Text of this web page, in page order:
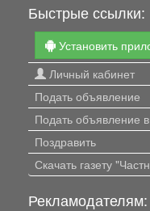
Быстрые ссылки:
Установить
Личный кабинет
Подать объявление
Подать объявление в
Поздравить
Скачать газету
Рекламодателям: